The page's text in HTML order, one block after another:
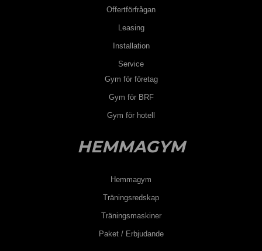
Offertförfrågan
Leasing
Installation
Service
Gym för företag
Gym för BRF
Gym för hotell
HEMMAGYM
Hemmagym
Träningsredskap
Träningsmaskiner
Paket / Erbjudande